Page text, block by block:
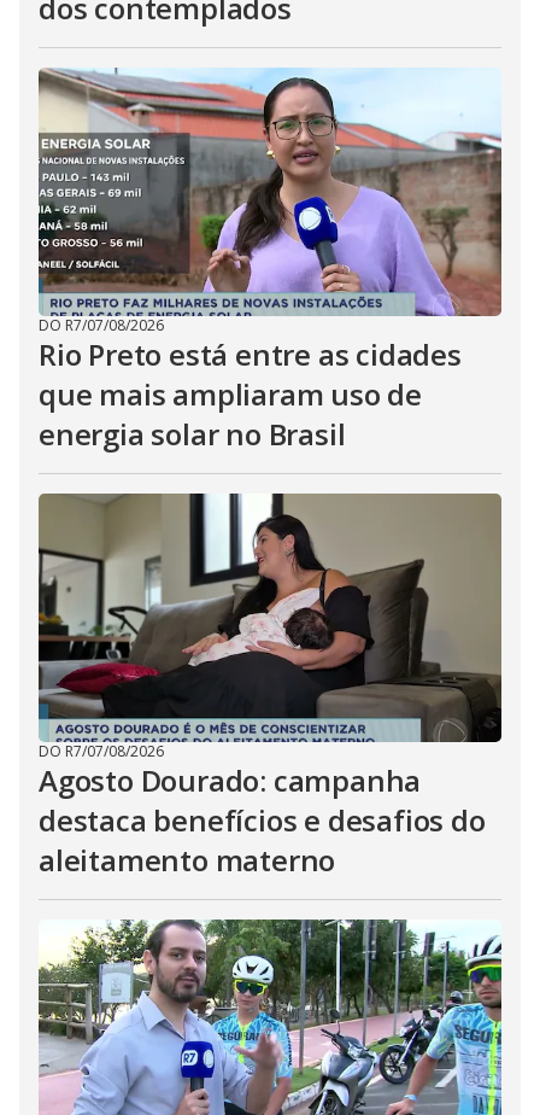
DO R7/07/08/2026
Rio Preto está entre as cidades
que mais ampliaram uso de
energia solar no Brasil
DO R7/07/08/2026
Agosto Dourado: campanha
destaca benefícios e desafios do
aleitamento materno